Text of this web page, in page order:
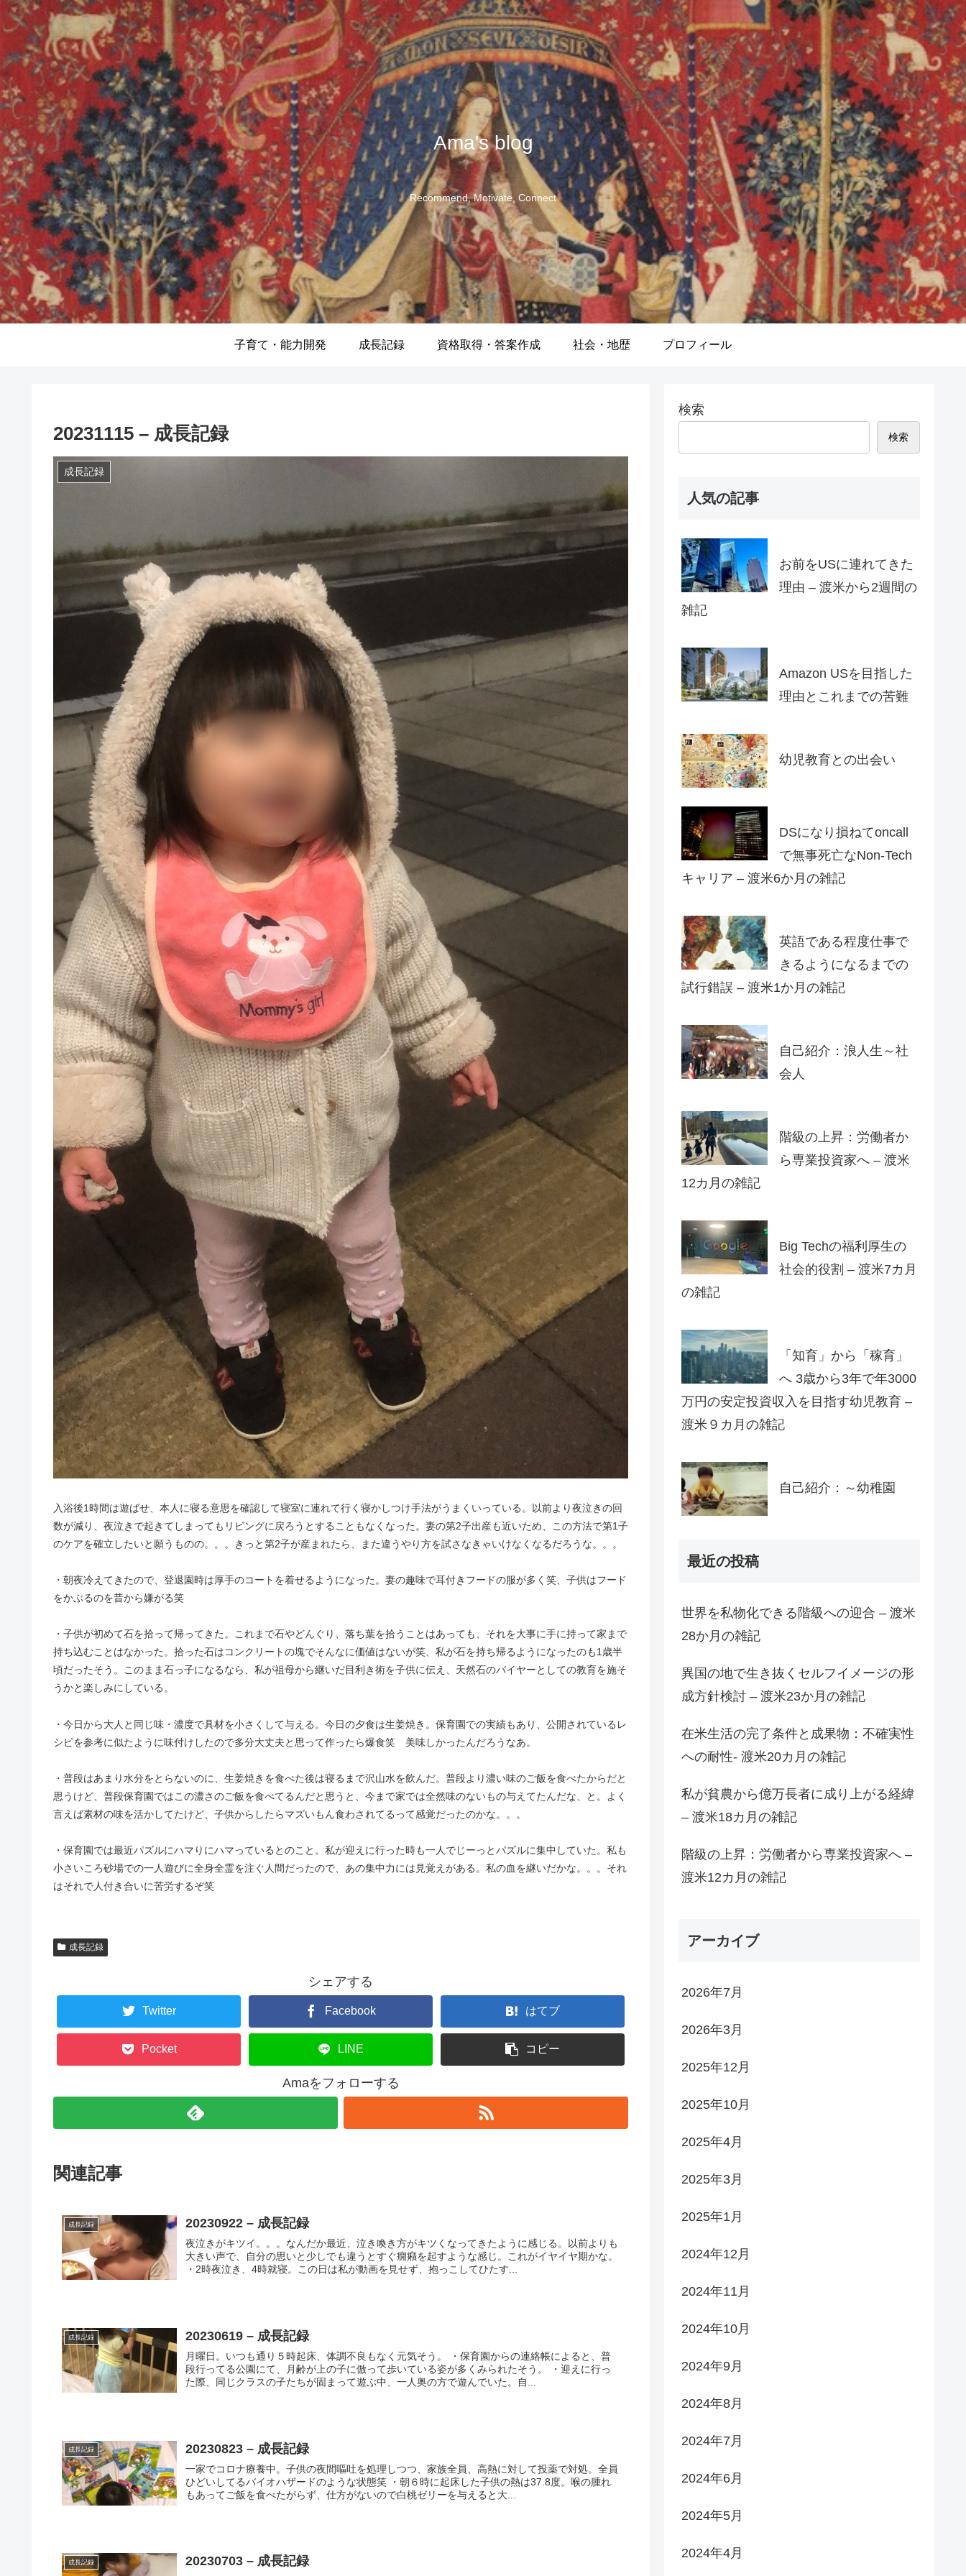
Ama's blog
Recommend, Motivate, Connect
子育て・能力開発 成長記録 資格取得・答案作成 社会・地歴 プロフィール
20231115 – 成長記録
成長記録
入浴後1時間は遊ばせ、本人に寝る意思を確認して寝室に連れて行く寝かしつけ手法がうまくいっている。以前より夜泣きの回
数が減り、夜泣きで起きてしまってもリビングに戻ろうとすることもなくなった。妻の第2子出産も近いため、この方法で第1子
のケアを確立したいと願うものの。。。きっと第2子が産まれたら、また違うやり方を試さなきゃいけなくなるだろうな。。。
・朝夜冷えてきたので、登退園時は厚手のコートを着せるようになった。妻の趣味で耳付きフードの服が多く笑、子供はフード
をかぶるのを昔から嫌がる笑
・子供が初めて石を拾って帰ってきた。これまで石やどんぐり、落ち葉を拾うことはあっても、それを大事に手に持って家まで
持ち込むことはなかった。拾った石はコンクリートの塊でそんなに価値はないが笑、私が石を持ち帰るようになったのも1歳半
頃だったそう。このまま石っ子になるなら、私が祖母から継いだ目利き術を子供に伝え、天然石のバイヤーとしての教育を施そ
うかと楽しみにしている。
・今日から大人と同じ味・濃度で具材を小さくして与える。今日の夕食は生姜焼き。保育園での実績もあり、公開されているレ
シピを参考に似たように味付けしたので多分大丈夫と思って作ったら爆食笑 美味しかったんだろうなあ。
・普段はあまり水分をとらないのに、生姜焼きを食べた後は寝るまで沢山水を飲んだ。普段より濃い味のご飯を食べたからだと
思うけど、普段保育園ではこの濃さのご飯を食べてるんだと思うと、今まで家では全然味のないもの与えてたんだな、と。よく
言えば素材の味を活かしてたけど、子供からしたらマズいもん食わされてるって感覚だったのかな。。。
・保育園では最近パズルにハマりにハマっているとのこと。私が迎えに行った時も一人でじーっとパズルに集中していた。私も
小さいころ砂場での一人遊びに全身全霊を注ぐ人間だったので、あの集中力には見覚えがある。私の血を継いだかな。。。それ
はそれで人付き合いに苦労するぞ笑
成長記録
シェアする
Twitter Facebook はてブ
Pocket LINE コピー
Amaをフォローする
関連記事
成長記録 20230922 – 成長記録
夜泣きがキツイ。。。なんだか最近、泣き喚き方がキツくなってきたように感じる。以前よりも
大きい声で、自分の思いと少しでも違うとすぐ癇癪を起すような感じ。これがイヤイヤ期かな。
・2時夜泣き、4時就寝。この日は私が動画を見せず、抱っこしてひたす...
成長記録 20230619 – 成長記録
月曜日。いつも通り５時起床、体調不良もなく元気そう。 ・保育園からの連絡帳によると、普
段行ってる公園にて、月齢が上の子に倣って歩いている姿が多くみられたそう。 ・迎えに行っ
た際、同じクラスの子たちが固まって遊ぶ中、一人奥の方で遊んでいた。自...
成長記録 20230823 – 成長記録
一家でコロナ療養中。子供の夜間嘔吐を処理しつつ、家族全員、高熱に対して投薬で対処。全員
ひどいしてるバイオハザードのような状態笑 ・朝６時に起床した子供の熱は37.8度。喉の腫れ
もあってご飯を食べたがらず、仕方がないので白桃ゼリーを与えると大...
成長記録 20230703 – 成長記録
検索
検索
人気の記事
お前をUSに連れてきた
理由 – 渡米から2週間の
雑記
Amazon USを目指した
理由とこれまでの苦難
幼児教育との出会い
DSになり損ねてoncall
で無事死亡なNon-Tech
キャリア – 渡米6か月の雑記
英語である程度仕事で
きるようになるまでの
試行錯誤 – 渡米1か月の雑記
自己紹介：浪人生～社
会人
階級の上昇：労働者か
ら専業投資家へ – 渡米
12カ月の雑記
Big Techの福利厚生の
社会的役割 – 渡米7カ月
の雑記
「知育」から「稼育」
へ 3歳から3年で年3000
万円の安定投資収入を目指す幼児教育 –
渡米９カ月の雑記
自己紹介：～幼稚園
最近の投稿
世界を私物化できる階級への迎合 – 渡米
28か月の雑記
異国の地で生き抜くセルフイメージの形
成方針検討 – 渡米23か月の雑記
在米生活の完了条件と成果物：不確実性
への耐性- 渡米20カ月の雑記
私が貧農から億万長者に成り上がる経緯
– 渡米18カ月の雑記
階級の上昇：労働者から専業投資家へ –
渡米12カ月の雑記
アーカイブ
2026年7月
2026年3月
2025年12月
2025年10月
2025年4月
2025年3月
2025年1月
2024年12月
2024年11月
2024年10月
2024年9月
2024年8月
2024年7月
2024年6月
2024年5月
2024年4月